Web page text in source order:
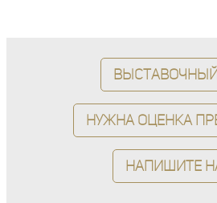
Нужна оценка
Напишите